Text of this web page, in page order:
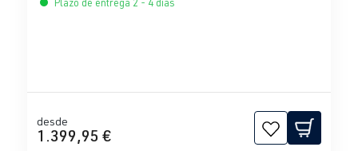
Plazo de entrega 2 - 4 días
desde
1.399,95 €